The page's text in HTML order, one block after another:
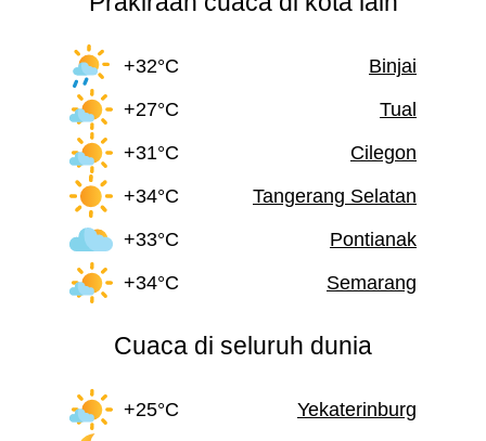
+32°C
Binjai
+27°C
Tual
+31°C
Cilegon
+34°C
Tangerang Selatan
+33°C
Pontianak
+34°C
Semarang
Cuaca di seluruh dunia
+25°C Yekaterinburg